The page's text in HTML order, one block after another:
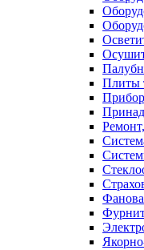
Плиты